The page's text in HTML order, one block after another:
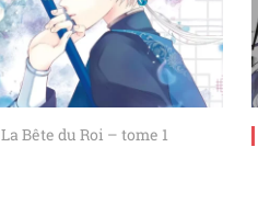
La Bête du Roi – tome 1